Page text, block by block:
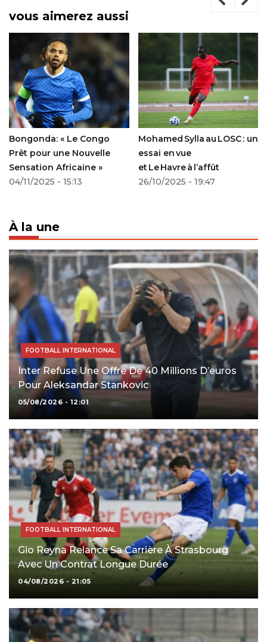
vous aimerez aussi
Bongonda: « Le Congo
Prêt pour une Nouvelle
Sensation Africaine »
04/11/2025 - 15:13
Mohamed Sylla au LOSC : un
essai en vue
et Le Havre à l’affût
26/10/2025 - 19:47
À la une
FOOTBALL INTERNATIONAL
Inter Refuse Une Offre De 40 Millions D’euros
Pour Aleksandar Stankovic
05/08/2026 - 12:01
FOOTBALL INTERNATIONAL
Gio Reyna Relance Sa Carrière À Strasbourg
Avec Un Contrat Longue Durée
04/08/2026 - 21:05